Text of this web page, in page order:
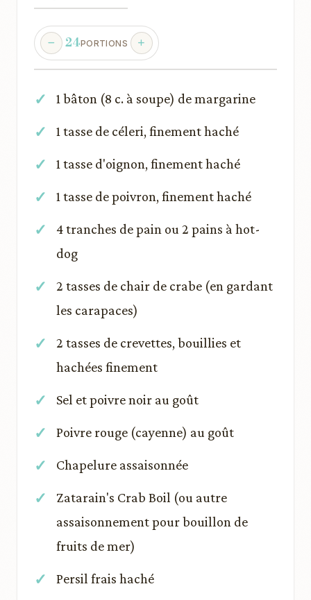
24PORTIONS
1 bâton (8 c. à soupe) de margarine
1 tasse de céleri, finement haché
1 tasse d'oignon, finement haché
1 tasse de poivron, finement haché
4 tranches de pain ou 2 pains à hot-
dog
2 tasses de chair de crabe (en gardant
les carapaces)
2 tasses de crevettes, bouillies et
hachées finement
Sel et poivre noir au goût
Poivre rouge (cayenne) au goût
Chapelure assaisonnée
Zatarain's Crab Boil (ou autre
assaisonnement pour bouillon de
fruits de mer)
Persil frais haché